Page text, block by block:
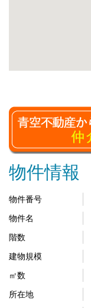
物件情報
物件番号
物件名
階数
建物規模
㎡数
所在地